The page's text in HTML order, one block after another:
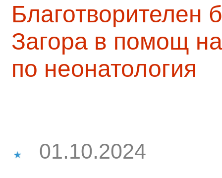
Благотворителен
Загора в помощ
по неонатология
01.10.2024